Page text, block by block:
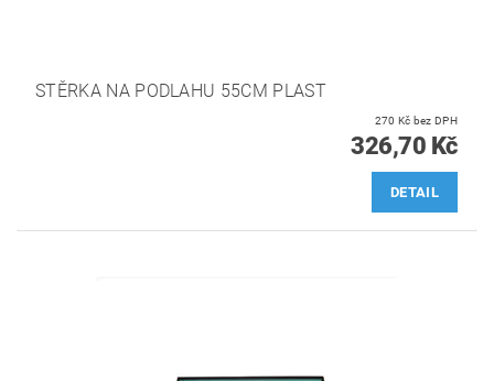
STĚRKA NA PODLAHU 55CM PLAST
270 Kč bez DPH
326,70 Kč
DETAIL